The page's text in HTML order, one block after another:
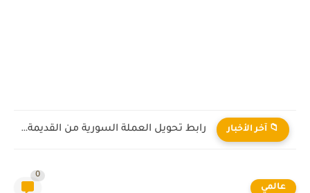
📁 آخر الأخبار رابط تحويل العملة السورية من القديمة إلى الجديدة 2026
عالمي
0